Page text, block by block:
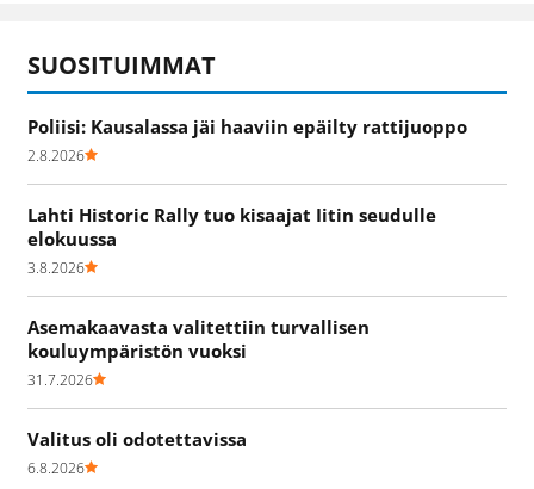
SUOSITUIMMAT
Poliisi: Kausalassa jäi haaviin epäilty rattijuoppo
2.8.2026
Lahti Historic Rally tuo kisaajat Iitin seudulle
elokuussa
3.8.2026
Asemakaavasta valitettiin turvallisen
kouluympäristön vuoksi
31.7.2026
Valitus oli odotettavissa
6.8.2026